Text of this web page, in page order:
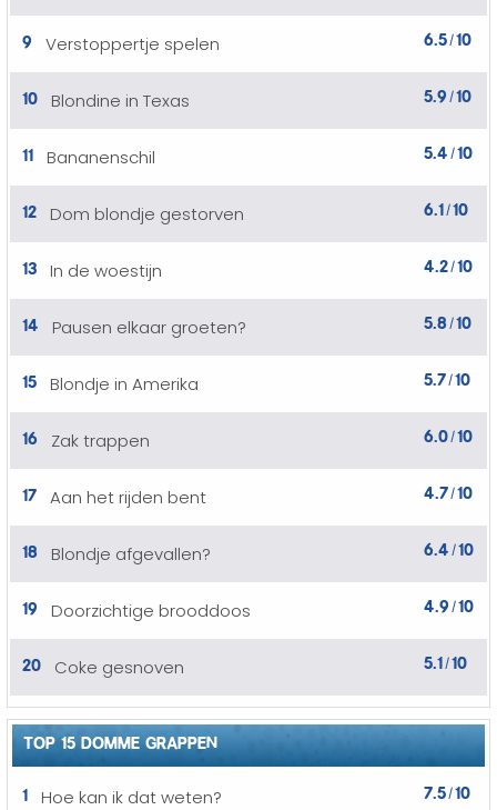
9 Verstoppertje spelen 6.5/10
10 Blondine in Texas 5.9 /10
11 Bananenschil 5.4 /10
12 Dom blondje gestorven 6.1/10
13 In de woestijn 4.2/10
14 Pausen elkaar groeten? 5.8 /10
15 Blondje in Amerika 5.7/10
16 Zak trappen 6.0/10
17 Aan het rijden bent 4.7/10
18 Blondje afgevallen? 6.4 /10
19 Doorzichtige brooddoos 4.9 /10
20 Coke gesnoven 5.1/10
TOP 15 DOMME GRAPPEN
1
Hoe kan ik dat weten? 7.5/10